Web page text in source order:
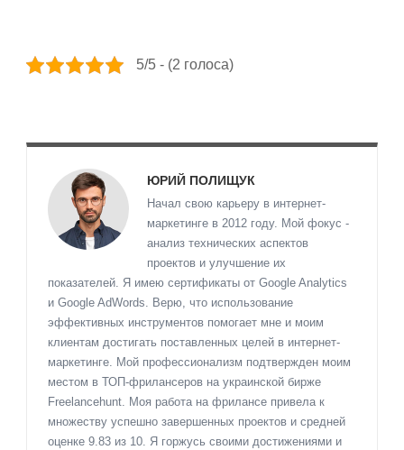
5/5 - (2 голоса)
ЮРИЙ ПОЛИЩУК
Начал свою карьеру в интернет-
маркетинге в 2012 году. Мой фокус -
анализ технических аспектов
проектов и улучшение их
показателей. Я имею сертификаты от Google Analytics
и Google AdWords. Верю, что использование
эффективных инструментов помогает мне и моим
клиентам достигать поставленных целей в интернет-
маркетинге. Мой профессионализм подтвержден моим
местом в ТОП-фрилансеров на украинской бирже
Freelancehunt. Моя работа на фрилансе привела к
множеству успешно завершенных проектов и средней
оценке 9.83 из 10. Я горжусь своими достижениями и